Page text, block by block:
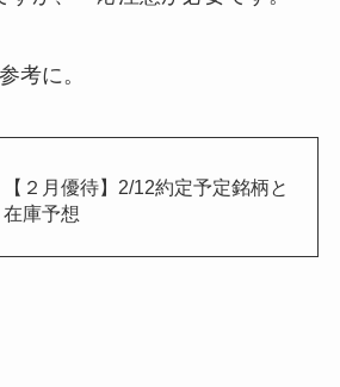
考に。
【２月優待】2/12約定予定銘柄と
在庫予想